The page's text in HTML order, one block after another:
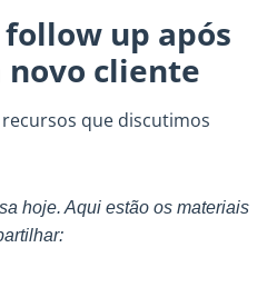
up após
novo cliente
que discutimos
hoje. Aqui estão os materiais